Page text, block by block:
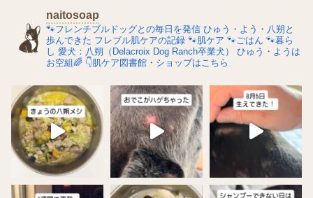
naitosoap
🐾フレンチブルドッグとの毎日を発信 ひゅう・よう・八朔と
歩んできた フレブル肌ケアの記録 🐾肌ケア 🐾ごはん 🐾暮ら
し 愛犬：八朔（Delacroix Dog Ranch卒業犬）
ひゅう・ようは
お空組🌈 👇肌ケア図書館・ショップはこちら